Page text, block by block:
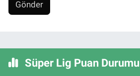
Gönder
Süper Lig Puan Durumu